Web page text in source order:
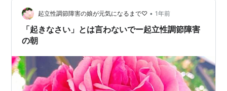
起立性調節障害の娘が元気になるまで♡ • 1年前
「起きなさい」とは言わないでー起立性調節障害
の朝